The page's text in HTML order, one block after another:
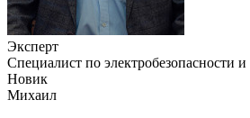
Эксперт
Специалист по электробезопасности
Новик
Михаил